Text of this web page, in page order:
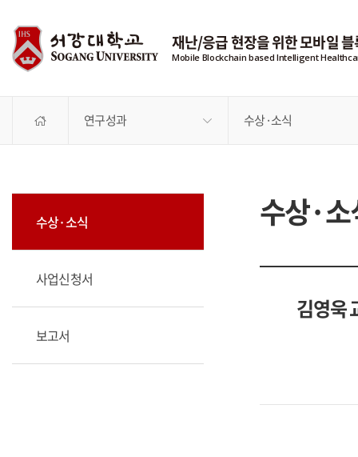
재난/응급 현장을 위한 모바일
Mobile Blockchain based Intelligent
연구성과 수상·소식
수상·소식
사업신청서
보고서
수상·
김영욱